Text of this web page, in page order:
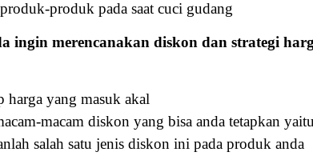
produk pada saat cuci gudang
ingin merencanakan diskon dan strategi
yang masuk akal
macam diskon yang bisa anda tetapkan
salah satu jenis diskon ini pada produk anda